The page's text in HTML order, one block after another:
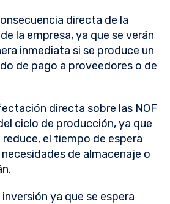
directa de la
la empresa, ya que se verán
inmediata si se produce un
de pago a proveedores o de
directa sobre las NOF
ciclo de producción, ya que
el tiempo de espera
de almacenaje o
ya que se espera